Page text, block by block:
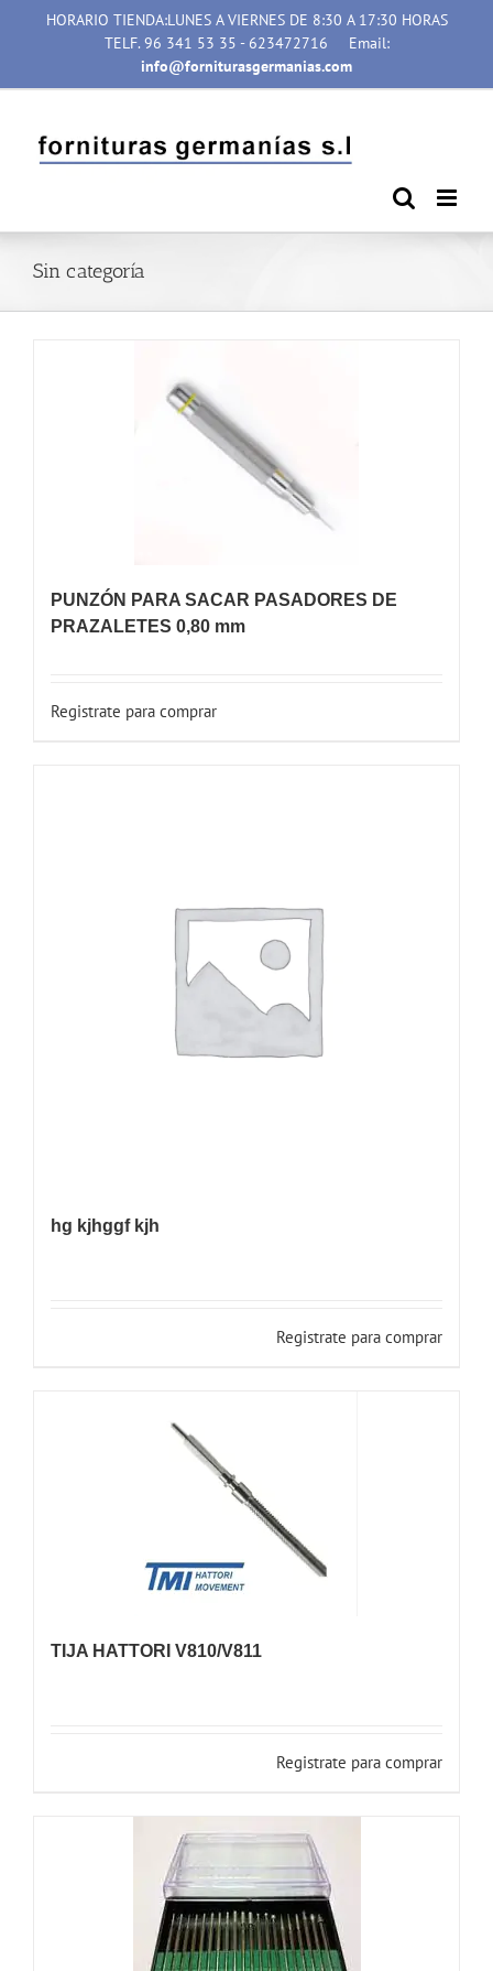
HORARIO TIENDA:LUNES A VIERNES DE 8:30 A 17:30 HORAS
TELF. 96 341 53 35 - 623472716
Email:
info@forniturasgermanias.com
Sin categoría
PUNZÓN PARA SACAR PASADORES DE
PRAZALETES 0,80 mm
Registrate para comprar
hg kjhggf kjh
Registrate para comprar
TIJA HATTORI V810/V811
Registrate para comprar